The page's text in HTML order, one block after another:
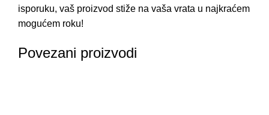
isporuku, vaš proizvod stiže na vaša vrata u najkraćem
mogućem roku!
Povezani proizvodi